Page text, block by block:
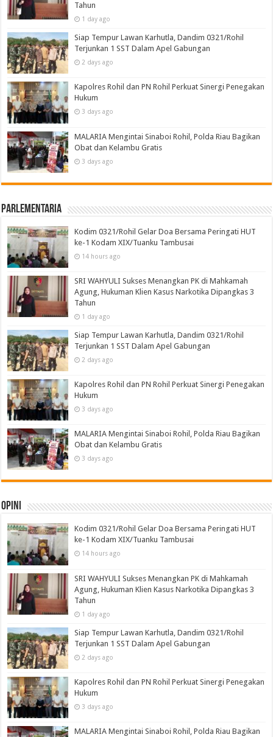
Tahun
1 day ago
Siap Tempur Lawan Karhutla, Dandim 0321/Rohil
Terjunkan 1 SST Dalam Apel Gabungan
2 days ago
Kapolres Rohil dan PN Rohil Perkuat Sinergi Penegakan
Hukum
3 days ago
MALARIA Mengintai Sinaboi Rohil, Polda Riau Bagikan
Obat dan Kelambu Gratis
3 days ago
Parlementaria
Kodim 0321/Rohil Gelar Doa Bersama Peringati HUT
ke-1 Kodam XIX/Tuanku Tambusai
14 hours ago
SRI WAHYULI Sukses Menangkan PK di Mahkamah
Agung, Hukuman Klien Kasus Narkotika Dipangkas 3
Tahun
1 day ago
Siap Tempur Lawan Karhutla, Dandim 0321/Rohil
Terjunkan 1 SST Dalam Apel Gabungan
2 days ago
Kapolres Rohil dan PN Rohil Perkuat Sinergi Penegakan
Hukum
3 days ago
MALARIA Mengintai Sinaboi Rohil, Polda Riau Bagikan
Obat dan Kelambu Gratis
3 days ago
Opini
Kodim 0321/Rohil Gelar Doa Bersama Peringati HUT
ke-1 Kodam XIX/Tuanku Tambusai
14 hours ago
SRI WAHYULI Sukses Menangkan PK di Mahkamah
Agung, Hukuman Klien Kasus Narkotika Dipangkas 3
Tahun
1 day ago
Siap Tempur Lawan Karhutla, Dandim 0321/Rohil
Terjunkan 1 SST Dalam Apel Gabungan
2 days ago
Kapolres Rohil dan PN Rohil Perkuat Sinergi Penegakan
Hukum
3 days ago
MALARIA Mengintai Sinaboi Rohil, Polda Riau Bagikan